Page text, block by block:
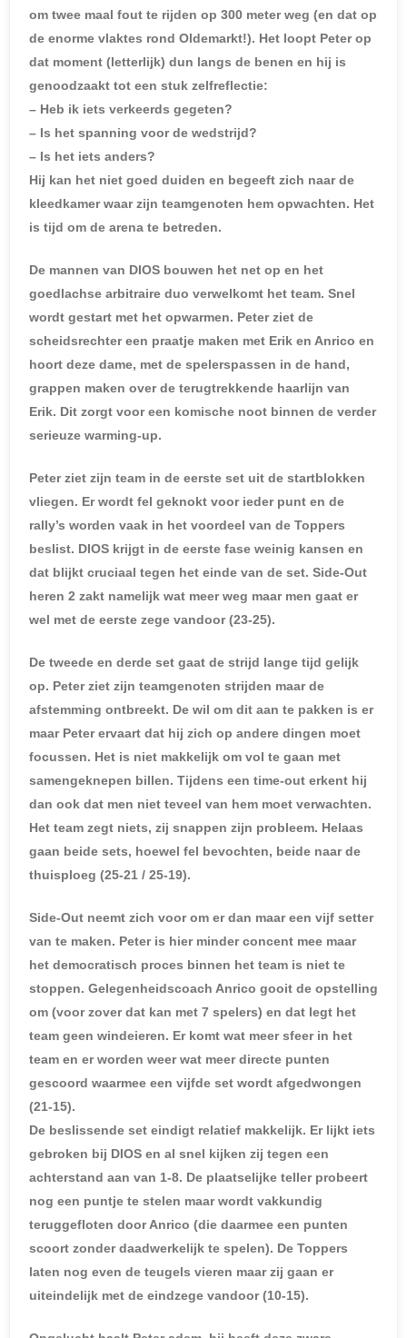
om twee maal fout te rijden op 300 meter weg (en dat op
de enorme vlaktes rond Oldemarkt!). Het loopt Peter op
dat moment (letterlijk) dun langs de benen en hij is
genoodzaakt tot een stuk zelfreflectie:
– Heb ik iets verkeerds gegeten?
– Is het spanning voor de wedstrijd?
– Is het iets anders?
Hij kan het niet goed duiden en begeeft zich naar de
kleedkamer waar zijn teamgenoten hem opwachten. Het
is tijd om de arena te betreden.
De mannen van DIOS bouwen het net op en het
goedlachse arbitraire duo verwelkomt het team. Snel
wordt gestart met het opwarmen. Peter ziet de
scheidsrechter een praatje maken met Erik en Anrico en
hoort deze dame, met de spelerspassen in de hand,
grappen maken over de terugtrekkende haarlijn van
Erik. Dit zorgt voor een komische noot binnen de verder
serieuze warming-up.
Peter ziet zijn team in de eerste set uit de startblokken
vliegen. Er wordt fel geknokt voor ieder punt en de
rally’s worden vaak in het voordeel van de Toppers
beslist. DIOS krijgt in de eerste fase weinig kansen en
dat blijkt cruciaal tegen het einde van de set. Side-Out
heren 2 zakt namelijk wat meer weg maar men gaat er
wel met de eerste zege vandoor (23-25).
De tweede en derde set gaat de strijd lange tijd gelijk
op. Peter ziet zijn teamgenoten strijden maar de
afstemming ontbreekt. De wil om dit aan te pakken is er
maar Peter ervaart dat hij zich op andere dingen moet
focussen. Het is niet makkelijk om vol te gaan met
samengeknepen billen. Tijdens een time-out erkent hij
dan ook dat men niet teveel van hem moet verwachten.
Het team zegt niets, zij snappen zijn probleem. Helaas
gaan beide sets, hoewel fel bevochten, beide naar de
thuisploeg (25-21 / 25-19).
Side-Out neemt zich voor om er dan maar een vijf setter
van te maken. Peter is hier minder concent mee maar
het democratisch proces binnen het team is niet te
stoppen. Gelegenheidscoach Anrico gooit de opstelling
om (voor zover dat kan met 7 spelers) en dat legt het
team geen windeieren. Er komt wat meer sfeer in het
team en er worden weer wat meer directe punten
gescoord waarmee een vijfde set wordt afgedwongen
(21-15).
De beslissende set eindigt relatief makkelijk. Er lijkt iets
gebroken bij DIOS en al snel kijken zij tegen een
achterstand aan van 1-8. De plaatselijke teller probeert
nog een puntje te stelen maar wordt vakkundig
teruggefloten door Anrico (die daarmee een punten
scoort zonder daadwerkelijk te spelen). De Toppers
laten nog even de teugels vieren maar zij gaan er
uiteindelijk met de eindzege vandoor (10-15).